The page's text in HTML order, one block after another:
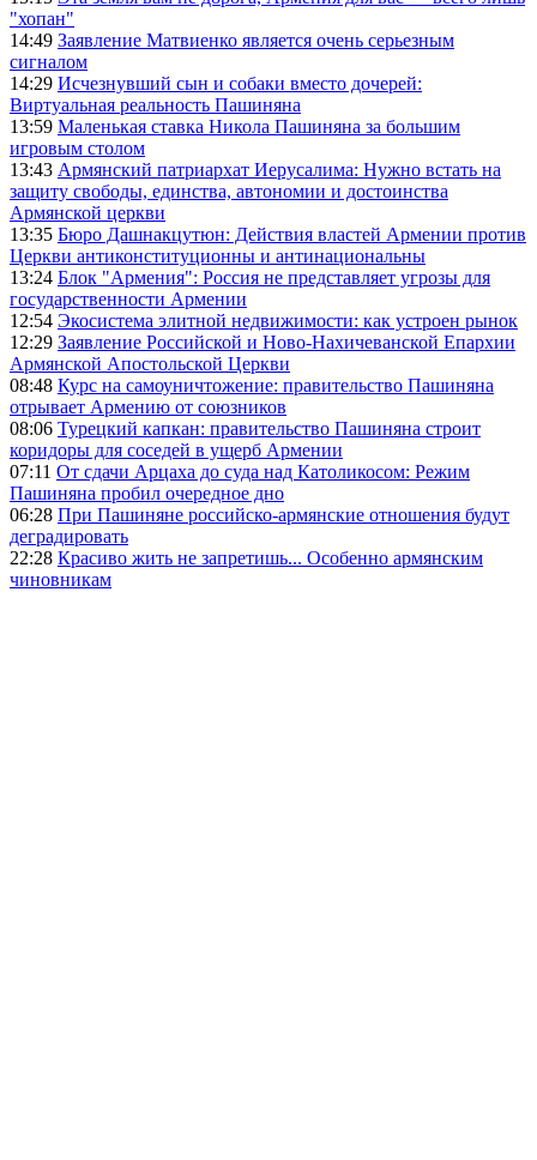
"хопан"
14:49 Заявление Матвиенко является очень серьезным
сигналом
14:29 Исчезнувший сын и собаки вместо дочерей:
Виртуальная реальность Пашиняна
13:59 Маленькая ставка Никола Пашиняна за большим
игровым столом
13:43 Армянский патриархат Иерусалима: Нужно встать на
защиту свободы, единства, автономии и достоинства
Армянской церкви
13:35 Бюро Дашнакцутюн: Действия властей Армении против
Церкви антиконституционны и антинациональны
13:24 Блок "Армения": Россия не представляет угрозы для
государственности Армении
12:54 Экосистема элитной недвижимости: как устроен рынок
12:29 Заявление Российской и Ново-Нахичеванской Епархии
Армянской Апостольской Церкви
08:48 Курс на самоуничтожение: правительство Пашиняна
отрывает Армению от союзников
08:06 Турецкий капкан: правительство Пашиняна строит
коридоры для соседей в ущерб Армении
07:11 От сдачи Арцаха до суда над Католикосом: Режим
Пашиняна пробил очередное дно
06:28 При Пашиняне российско-армянские отношения будут
деградировать
22:28 Красиво жить не запретишь... Особенно армянским
чиновникам